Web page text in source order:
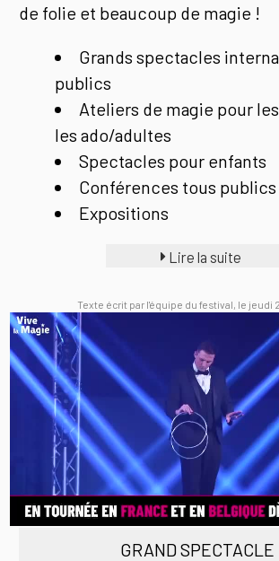
de folie et beaucoup de magie !
Grands spectacles
publics
Ateliers de magie pour
les ado/adultes
Spectacles pour enfants
Conférences tous publics
Expositions
Lire la suite
Texte écrit par l'équipe du festival, le jeudi
GRAND SPECTACLE